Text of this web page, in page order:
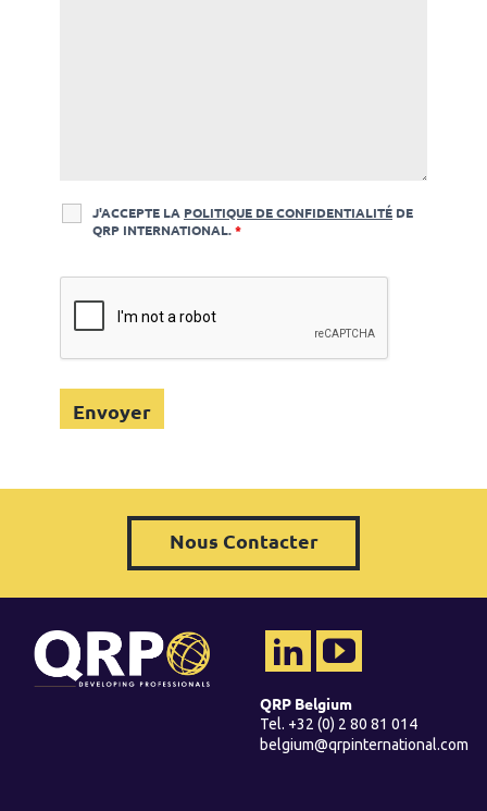
J'ACCEPTE LA POLITIQUE DE CONFIDENTIALITÉ DE
QRP INTERNATIONAL.*
Nous Contacter
QRP Belgium
Tel. +32 (0) 2 80 81 014
belgium@qrpinternational.com